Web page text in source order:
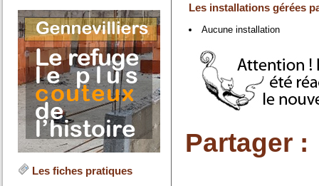
Les fiches pratiques
Les installations gérées
Aucune installation
Partager :